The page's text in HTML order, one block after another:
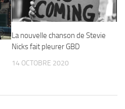
La nouvelle chanson de Stevie
Nicks fait pleurer GBD
14 OCTOBRE 2020